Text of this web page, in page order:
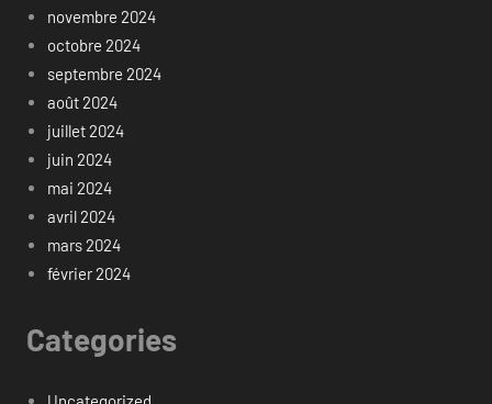
novembre 2024
octobre 2024
septembre 2024
août 2024
juillet 2024
juin 2024
mai 2024
avril 2024
mars 2024
février 2024
Categories